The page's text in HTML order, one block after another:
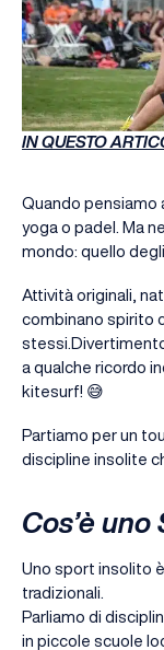
IN QUESTO
Quando pensiamo
yoga o padel. Ma
mondo: quello
Attività originali,
combinano spirito
a qualche ricordo
kitesurf! 😅
Partiamo per un
discipline insolite
Cos’è
Uno sport insolito
tradizionali.
Parliamo di
in piccole scuole